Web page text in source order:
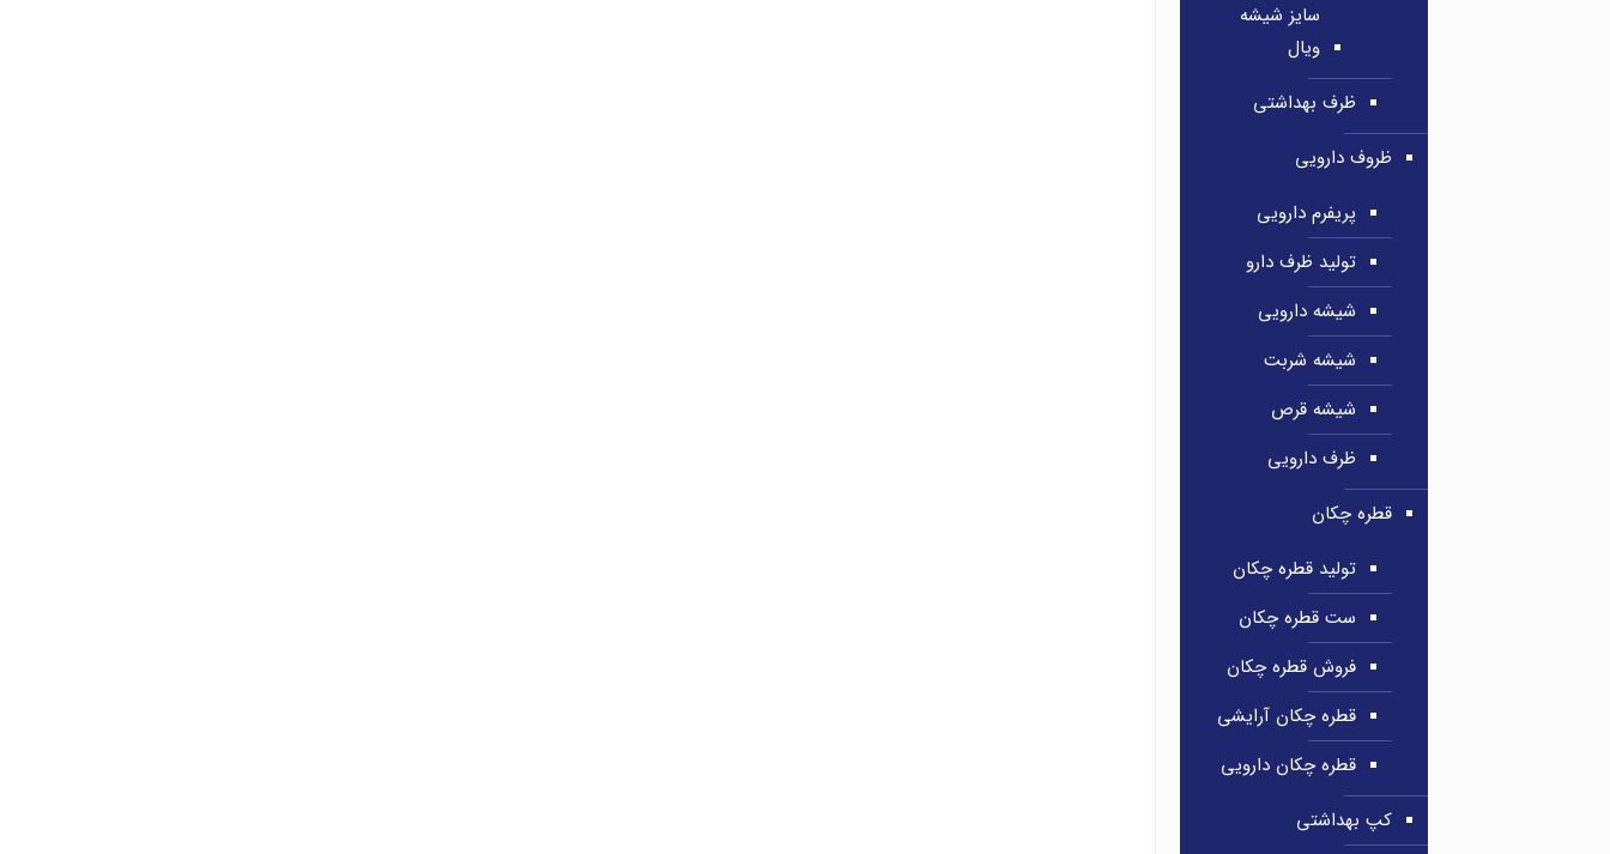
سایز شیشه
ویال
ظرف بهداشتی
ظروف دارویی
پریفرم دارویی
تولید ظرف دارو
شیشه دارویی
شیشه شربت
شیشه قرص
ظرف دارویی
قطره چکان
تولید قطره چکان
ست قطره چکان
فروش قطره چکان
قطره چکان آرایشی
قطره چکان دارویی
کپ بهداشتی